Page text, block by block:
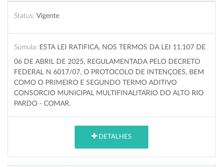
Status: Vigente
Súmula: ESTA LEI RATIFICA, NOS TERMOS DA LEI 11.107 DE
06 DE ABRIL DE 2025, REGULAMENTADA PELO DECRETO
FEDERAL N 6017/07, O PROTOCOLO DE INTENÇOES, BEM
COMO O PRIMEIRO E SEGUNDO TERMO ADITIVO
CONSORCIO MUNICIPAL MULTIFINALITARIO DO ALTO RIO
PARDO - COMAR.
DETALHES